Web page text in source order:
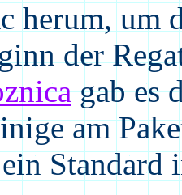
herum, um
der
gab es
am
Standard